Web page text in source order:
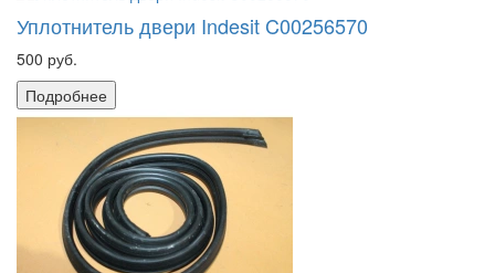
Уплотнитель двери Indesit C00256570
500 руб.
Подробнее